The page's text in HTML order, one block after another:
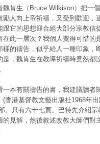
肯生（Bruce Wilkison）把一個
勵人向上帝祈禱，又受到歡迎，
跟它的思想迎合絕大部分宗教信
在此一層次？我個人覺得可惜的
樣的禱告，似乎給人一種印象，
是，魏肯生在教導祈禱時竟然都
本有關禱告的書，我建議讀者
(香港基督教文藝出版社1968年
。只有六十七頁。巴特先介紹
的見解，然後敘述改教大師們對